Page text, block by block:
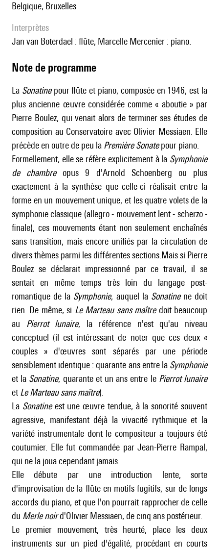
Belgique, Bruxelles
interprètes
Jan van Boterdael : flûte, Marcelle Mercenier : piano.
Note de programme
La Sonatinepour flûte et piano, composée en 1946, est la
plus ancienne œuvre considérée comme « aboutie » par
Pierre Boulez, qui venait alors de terminer ses études de
composition au Conservatoire avec Olivier Messiaen . Elle
précède en outre de peu la Première Sonatepour piano.
Formellement, elle se réfère explicitement à la Symphonie
de chambreopus 9 d'Arnold Schoenberg ou plus
exactement à la synthèse que celle-ci réalisait entre la
forme en un mouvement unique, et les quatre volets de la
symphonie classique (allegro - mouvement lent - scherzo -
finale), ces mouvements étant non seulement enchaînés
sans transition, mais encore unifiés par la circulation de
divers thèmes parmi les différentes sections.Mais si Pierre
Boulez se déclarait impressionné par ce travail, il se
sentait en même temps très loin du langage post-
romantique de la Symphonie, auquel la Sonatinene doit
rien. De même, si Le Marteau sans maîtredoit beaucoup
au Pierrot lunaire, la référence n'est qu'au niveau
conceptuel (il est intéressant de noter que ces deux «
couples » d'œuvres sont séparés par une période
sensiblement identique : quarante ans entre la Symphonie
et la Sonatine, quarante et un ans entre le Pierrot lunaire
et Le Marteau sans maître).
La Sonatineest une œuvre tendue, à la sonorité souvent
agressive, manifestant déjà la vivacité rythmique et la
variété instrumentale dont le compositeur a toujours été
coutumier. Elle fut commandée par Jean-Pierre Rampal,
qui ne la joua cependant jamais.
Elle débute par une introduction lente, sorte
d'improvisation de la flûte en motifs fugitifs, sur de longs
accords du piano, et que l'on pourrait rapprocher de celle
du Merle noird'Olivier Messiaen, de cinq ans postérieur.
Le premier mouvement, très heurté, place les deux
instruments sur un pied d'égalité, procédant en courts